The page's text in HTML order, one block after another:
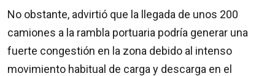
No obstante, advirtió que la llegada de unos 200
camiones a la rambla portuaria podría generar una
fuerte congestión en la zona debido al intenso
movimiento habitual de carga y descarga en el